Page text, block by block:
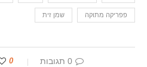
פפריקה מתוקה שמן זית
0 תגובות 0